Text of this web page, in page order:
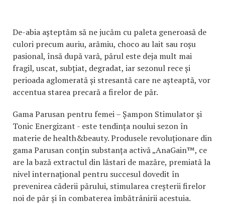
De-abia așteptăm să ne jucăm cu paleta generoasă de
culori precum auriu, arămiu, choco au lait sau roșu
pasional, însă după vară, părul este deja mult mai
fragil, uscat, subțiat, degradat, iar sezonul rece și
perioada aglomerată și stresantă care ne așteaptă, vor
accentua starea precară a firelor de păr.
Gama Parusan pentru femei – Șampon Stimulator și
Tonic Energizant - este tendința noului sezon în
materie de health&beauty. Produsele revoluționare din
gama Parusan conțin substanța activă „AnaGain™, ce
are la bază extractul din lăstari de mazăre, premiată la
nivel internațional pentru succesul dovedit în
prevenirea căderii părului, stimularea creșterii firelor
noi de păr și în combaterea îmbătrânirii acestuia.